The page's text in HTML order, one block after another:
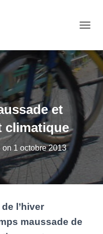
et
climatique
on 1 octobre 2013
l’hiver
maussade de